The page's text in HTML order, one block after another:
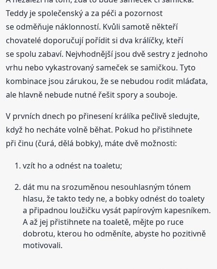
Teddy je společenský a za péči a pozornost
se odměňuje náklonností. Kvůli samotě někteří
chovatelé doporučují pořídit si dva králíčky, kteří
se spolu zabaví. Nejvhodnější jsou dvě sestry z jednoho
vrhu nebo vykastrovaný sameček se samičkou. Tyto
kombinace jsou zárukou, že se nebudou rodit mláďata,
ale hlavně nebude nutné řešit spory a souboje.
V prvních dnech po přinesení králíka pečlivě sledujte,
když ho necháte volně běhat. Pokud ho přistihnete
při činu (čurá, dělá bobky), máte dvě možnosti:
vzít ho a odnést na toaletu;
dát mu na srozuměnou nesouhlasným tónem
hlasu, že takto tedy ne, a bobky odnést do toalety
a připadnou loužičku vysát papírovým kapesníkem.
A až jej přistihnete na toaletě, mějte po ruce
dobrotu, kterou ho odměníte, abyste ho pozitivně
motivovali.